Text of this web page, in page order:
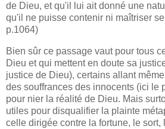
de Dieu, et qu'il lui ait donné une
qu'il ne puisse contenir ni maîtriser
p.1064)
Bien sûr ce passage vaut pour tous
Dieu et qui mettent en doute sa
justice de Dieu), certains allant
des souffrances des innocents (ici le
pour nier la réalité de Dieu. Mais
utiles pour disqualifier la plainte
celle dirigée contre la fortune, le sort,